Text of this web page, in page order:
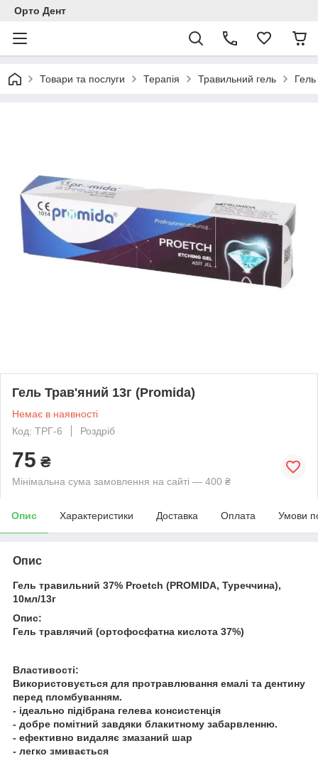
Орто Дент
Товари та послуги Терапія Травильний гель
Гель Трав'яний 13г (Promida)
Немає в наявності
Код: ТРГ-6
Роздріб
75 ₴
Мінімальна сума замовлення на сайті — 400 ₴
Опис Характеристики Доставка Оплата Умови
Опис
Гель травильний 37% Proetch (PROMIDA, Туреччина),
10мл/13г
Опис:
Гель травлячий (ортофосфатна кислота 37%)
Властивості:
Використовується для протравлювання емалі та дентину
перед пломбуванням.
- ідеально підібрана гелева консистенція
- добре помітний завдяки блакитному забарвленню.
- ефективно видаляє змазаний шар
- легко змивається